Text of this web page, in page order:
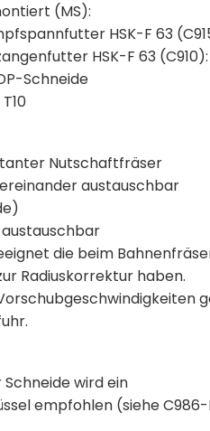
(MS):
HSK-F 63
HSK-F 63
Schneide
Nutschaftfräser
austauschbar
die beim
Radiuskorrektur haben.
wird ein
empfohlen (siehe C986-